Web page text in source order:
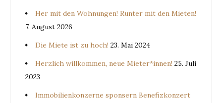
Her mit den Wohnungen! Runter mit den Mieten!
7. August 2026
Die Miete ist zu hoch! 23. Mai 2024
Herzlich willkommen, neue Mieter*innen! 25. Juli
2023
Immobilienkonzerne sponsern Benefizkonzert